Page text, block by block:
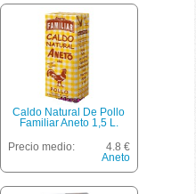
Caldo Natural De Pollo
Familiar Aneto 1,5 L.
Precio medio:
4.8 €
Aneto